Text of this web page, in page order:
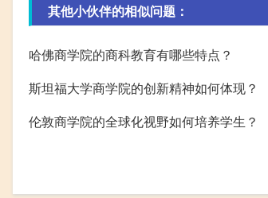
其他小伙伴的相似问题：
哈佛商学院的商科教育有哪些特点？
斯坦福大学商学院的创新精神如何体现？
伦敦商学院的全球化视野如何培养学生？